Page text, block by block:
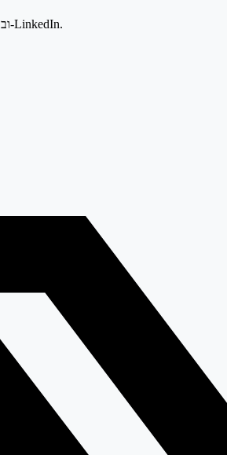
פוסטים אמיתיים ממשתמשים אמיתיים — ניתן לאמת ב-X וב-LinkedIn.